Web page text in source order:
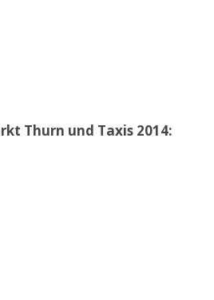
Thurn und Taxis 2014: